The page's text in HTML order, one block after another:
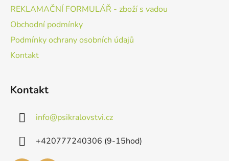
REKLAMAČNÍ FORMULÁŘ - zboží s vadou
Obchodní podmínky
Podmínky ochrany osobních údajů
Kontakt
Kontakt
info@psikralovstvi.cz
+420777240306 (9-15hod)